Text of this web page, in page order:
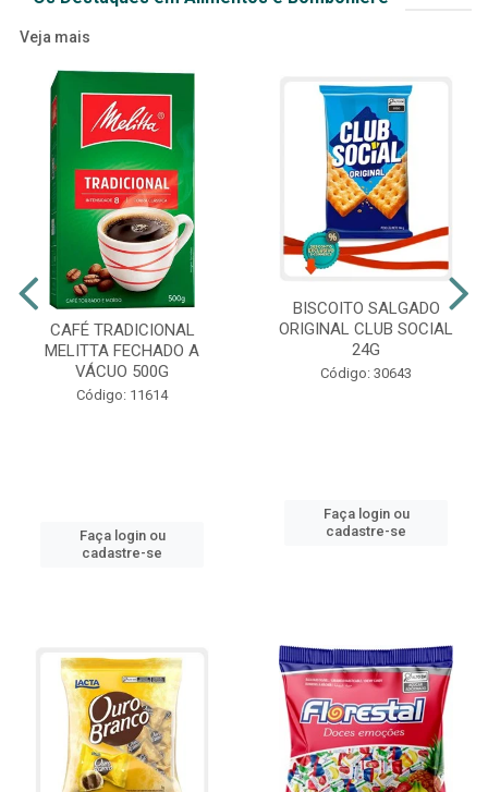
Veja mais
CAFÉ TRADICIONAL
MELITTA FECHADO A
VÁCUO 500G
Código: 11614
Faça login ou
cadastre-se
BISCOITO SALGADO
ORIGINAL CLUB SOCIAL
24G
Código: 30643
Faça login ou
cadastre-se